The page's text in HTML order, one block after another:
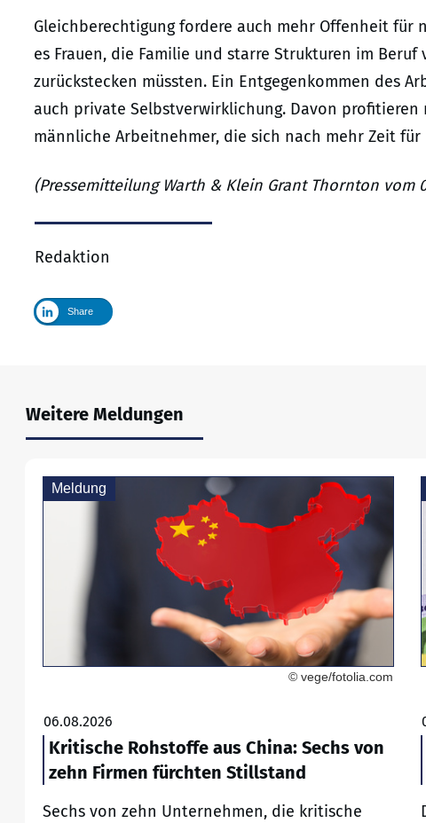
Gleichberechtigung fordere auch mehr Offenheit für
es Frauen, die Familie und starre Strukturen im
zurückstecken müssten. Ein Entgegenkommen des
auch private Selbstverwirklichung. Davon profitieren
männliche Arbeitnehmer, die sich nach mehr Zeit
(Pressemitteilung Warth & Klein Grant Thornton vom
Redaktion
Share
Weitere Meldungen
Meldung
© vege/fotolia.com
06.08.2026
Kritische Rohstoffe aus China: Sechs von
zehn Firmen fürchten Stillstand
Sechs von zehn Unternehmen, die kritische